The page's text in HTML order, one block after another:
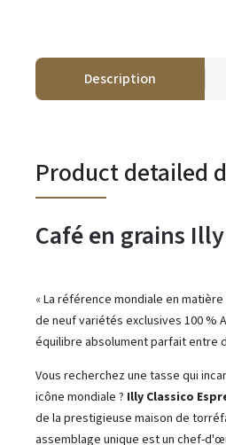
Description
Product detailed
Café en grains
« La référence mondiale en
de neuf variétés exclusives 100 %
équilibre absolument parfait entre
Vous recherchez une tasse qui
icône mondiale ? Illy Classico
de la prestigieuse maison de
assemblage unique est un chef-